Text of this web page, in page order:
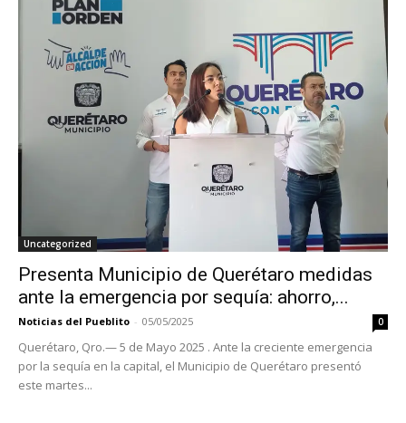
Uncategorized
Presenta Municipio de Querétaro medidas
ante la emergencia por sequía: ahorro,...
Noticias del Pueblito - 05/05/2025 0
Querétaro, Qro.— 5 de Mayo 2025 . Ante la creciente emergencia
por la sequía en la capital, el Municipio de Querétaro presentó
este martes...